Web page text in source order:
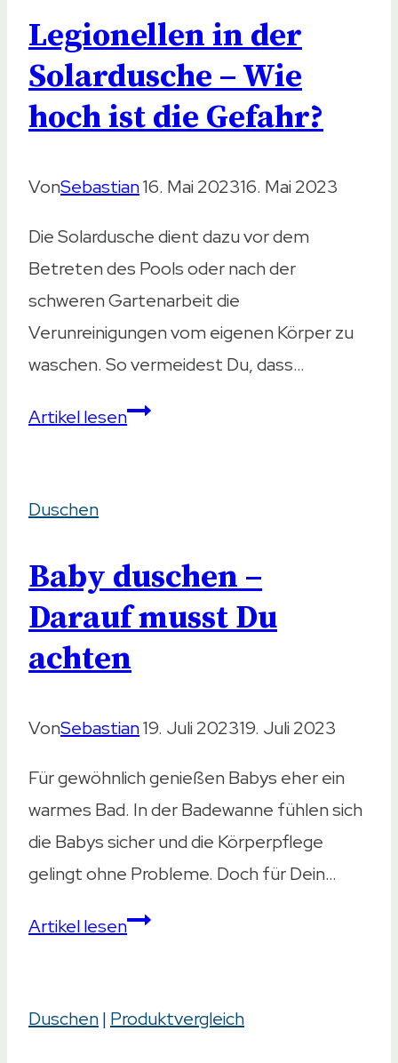
beim
Camping
oder
im
Legionellen in der
Solardusche – Wie
hoch ist die Gefahr?
VonSebastian16. Mai 202316. Mai 2023
Die Solardusche dient dazu vor dem
Betreten des Pools oder nach der
schweren Gartenarbeit die
Verunreinigungen vom eigenen Körper zu
waschen. So vermeidest Du, dass…
Artikel lesenLegionellen
Wie
hoch
ist
die
Duschen
Baby duschen –
Darauf musst Du
achten
VonSebastian19. Juli 202319. Juli 2023
Für gewöhnlich genießen Babys eher ein
warmes Bad. In der Badewanne fühlen sich
die Babys sicher und die Körperpflege
gelingt ohne Probleme. Doch für Dein…
Artikel lesenBaby
Darauf
Duschen| Produktvergleich